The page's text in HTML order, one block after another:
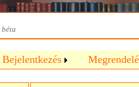
béta
Bejelentkezés